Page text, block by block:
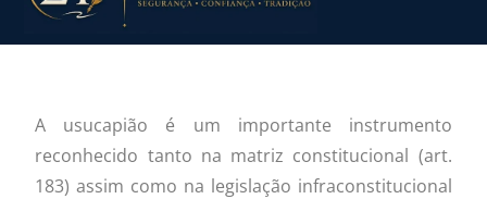
A usucapião é um importante instrumento
reconhecido tanto na matriz constitucional (art.
183) assim como na legislação infraconstitucional